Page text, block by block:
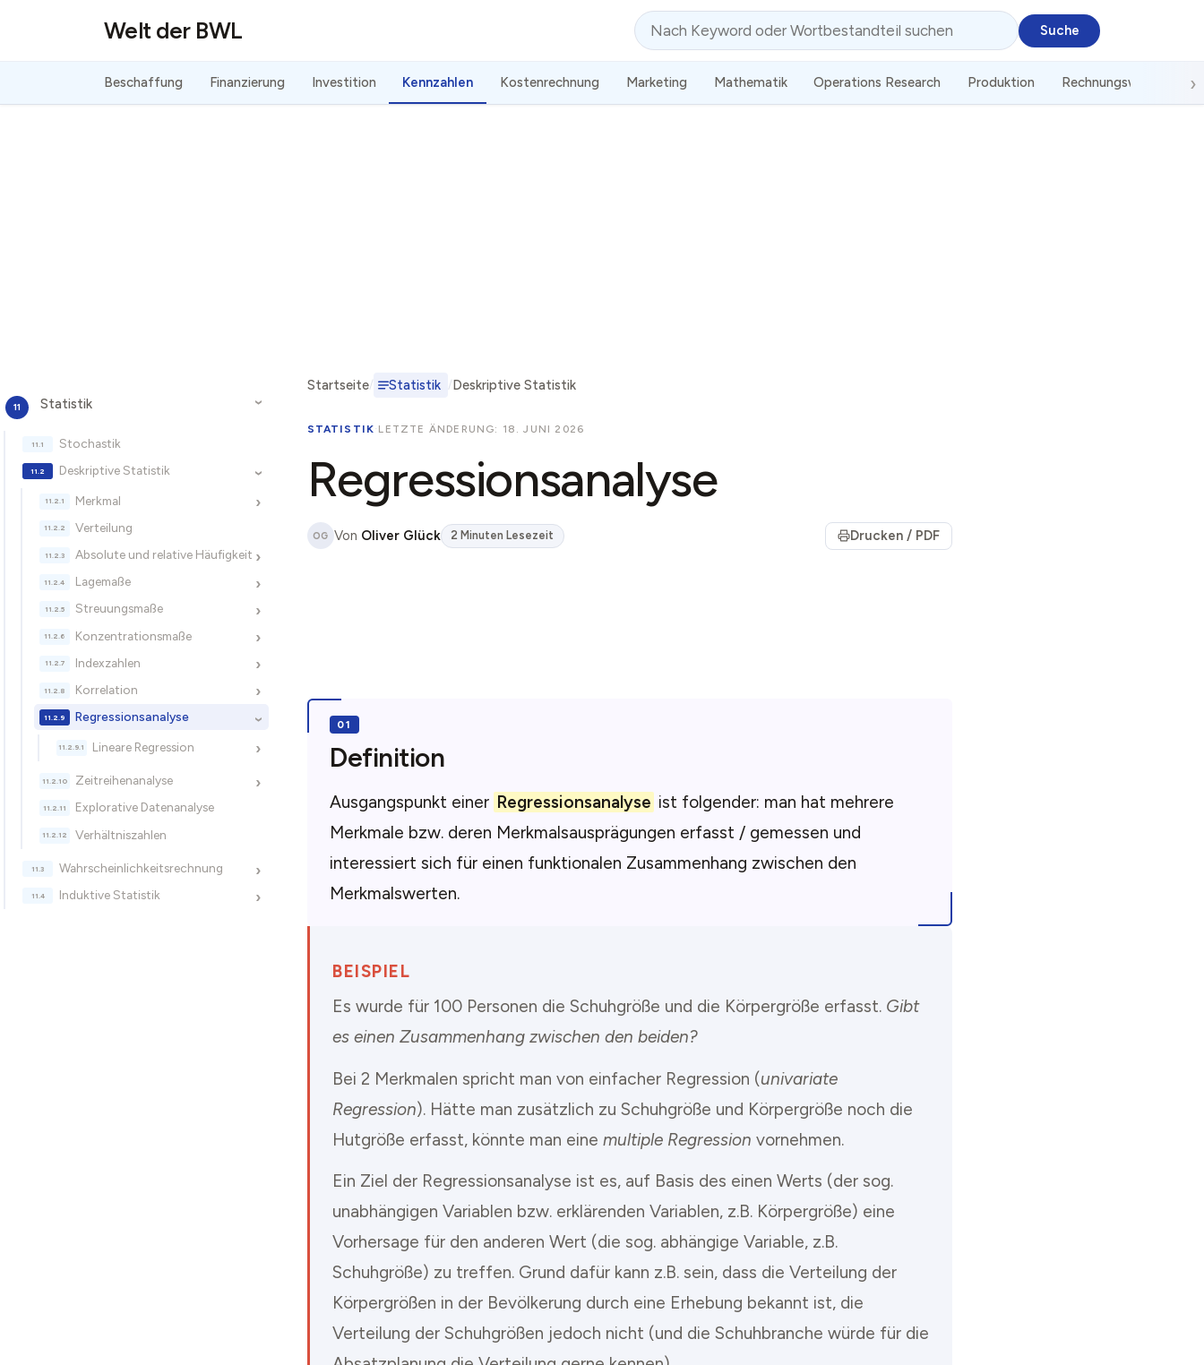
Welt der BWL Suche
Beschaffung Finanzierung Investition Kennzahlen Kostenrechnung Marketing Mathematik Operations Research Produktion Rechnungswesen
›
Statistik
Stochastik
›
Deskriptive Statistik
›
Merkmal
Verteilung
›
Absolute und relative Häufigkeit
›
Lagemaße
›
Streuungsmaße
›
Konzentrationsmaße
›
Indexzahlen
›
Korrelation
›
Regressionsanalyse
›
Lineare Regression
›
Zeitreihenanalyse
Explorative Datenanalyse
Verhältniszahlen
›
Wahrscheinlichkeitsrechnung
›
Induktive Statistik
Startseite Statistik Deskriptive Statistik
STATISTIK· LETZTE ÄNDERUNG: 18. JUNI 2026
Regressionsanalyse
OG Von Oliver Glück 2 Minuten Lesezeit Drucken / PDF
Definition
Ausgangspunkt einer Regressionsanalyse ist folgender: man hat mehrere
Merkmale bzw. deren Merkmalsausprägungen erfasst / gemessen und
interessiert sich für einen funktionalen Zusammenhang zwischen den
Merkmalswerten.
BEISPIEL
Es wurde für 100 Personen die Schuhgröße und die Körpergröße erfasst. Gibt
es einen Zusammenhang zwischen den beiden?
Bei 2 Merkmalen spricht man von einfacher Regression (univariate
Regression). Hätte man zusätzlich zu Schuhgröße und Körpergröße noch die
Hutgröße erfasst, könnte man eine multiple Regression vornehmen.
Ein Ziel der Regressionsanalyse ist es, auf Basis des einen Werts (der sog.
unabhängigen Variablen bzw. erklärenden Variablen, z.B. Körpergröße) eine
Vorhersage für den anderen Wert (die sog. abhängige Variable, z.B.
Schuhgröße) zu treffen. Grund dafür kann z.B. sein, dass die Verteilung der
Körpergrößen in der Bevölkerung durch eine Erhebung bekannt ist, die
Verteilung der Schuhgrößen jedoch nicht (und die Schuhbranche würde für die